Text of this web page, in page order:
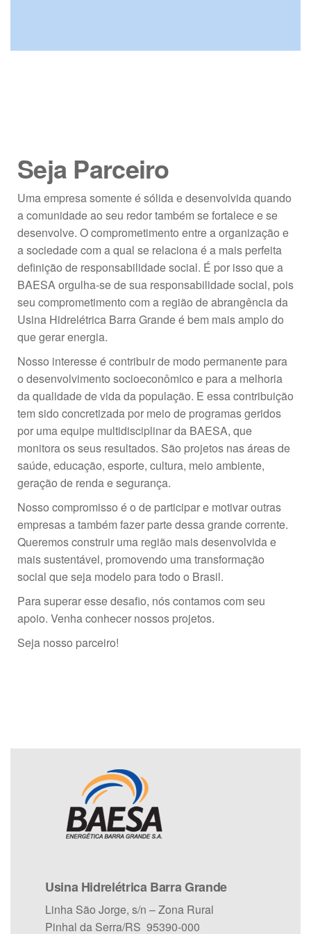
Seja Parceiro
Uma empresa somente é sólida e desenvolvida quando
a comunidade ao seu redor também se fortalece e se
desenvolve. O comprometimento entre a organização e
a sociedade com a qual se relaciona é a mais perfeita
definição de responsabilidade social. É por isso que a
BAESA orgulha-se de sua responsabilidade social, pois
seu comprometimento com a região de abrangência da
Usina Hidrelétrica Barra Grande é bem mais amplo do
que gerar energia.
Nosso interesse é contribuir de modo permanente para
o desenvolvimento socioeconômico e para a melhoria
da qualidade de vida da população. E essa contribuição
tem sido concretizada por meio de programas geridos
por uma equipe multidisciplinar da BAESA, que
monitora os seus resultados. São projetos nas áreas de
saúde, educação, esporte, cultura, meio ambiente,
geração de renda e segurança.
Nosso compromisso é o de participar e motivar outras
empresas a também fazer parte dessa grande corrente.
Queremos construir uma região mais desenvolvida e
mais sustentável, promovendo uma transformação
social que seja modelo para todo o Brasil.
Para superar esse desafio, nós contamos com seu
apoio. Venha conhecer nossos projetos.
Seja nosso parceiro!
Usina Hidrelétrica Barra Grande
Linha São Jorge, s/n – Zona Rural
Pinhal da Serra/RS 95390-000